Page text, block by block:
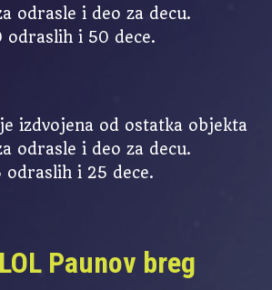
odrasle i deo za decu.
odraslih i 50 dece.
izdvojena od ostatka objekta
odrasle i deo za decu.
odraslih i 25 dece.
Paunov breg